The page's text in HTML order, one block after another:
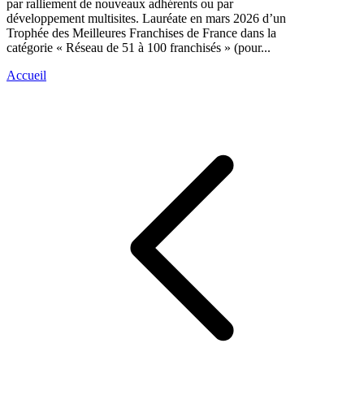
par ralliement de nouveaux adhérents ou par
développement multisites. Lauréate en mars 2026 d’un
Trophée des Meilleures Franchises de France dans la
catégorie « Réseau de 51 à 100 franchisés » (pour...
Accueil